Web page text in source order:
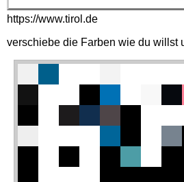
https://www.tirol.de
verschiebe die Farben wie du willst